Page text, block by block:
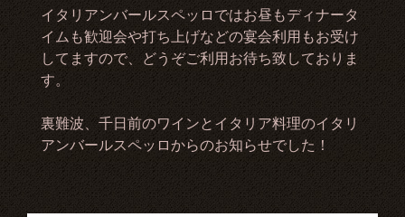
イタリアンバールスペッロではお昼もディナータ
イムも歓迎会や打ち上げなどの宴会利用もお受け
してますので、どうぞご利用お待ち致しておりま
す。
裏難波、千日前のワインとイタリア料理のイタリ
アンバールスペッロからのお知らせでした！